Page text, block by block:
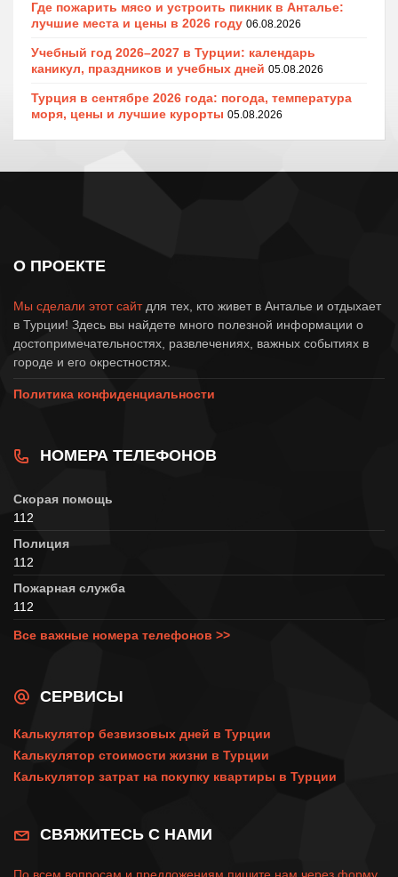
Где пожарить мясо и устроить пикник в Анталье:
лучшие места и цены в 2026 году 06.08.2026
Учебный год 2026–2027 в Турции: календарь
каникул, праздников и учебных дней 05.08.2026
Турция в сентябре 2026 года: погода, температура
моря, цены и лучшие курорты 05.08.2026
О ПРОЕКТЕ
Мы сделали этот сайтдля тех, кто живет в Анталье и отдыхает
в Турции! Здесь вы найдете много полезной информации о
достопримечательностях, развлечениях, важных событиях в
городе и его окрестностях.
Политика конфиденциальности
НОМЕРА ТЕЛЕФОНОВ
Скорая помощь
112
Полиция
112
Пожарная служба
112
Все важные номера телефонов >>
СЕРВИСЫ
Калькулятор безвизовых дней в Турции
Калькулятор стоимости жизни в Турции
Калькулятор затрат на покупку квартиры в Турции
СВЯЖИТЕСЬ С НАМИ